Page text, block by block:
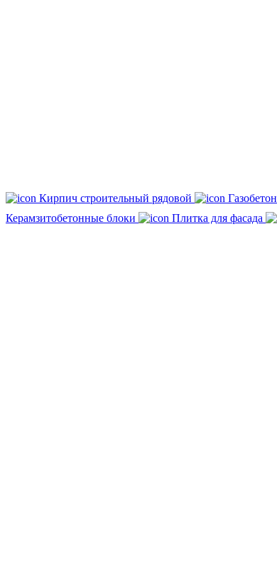
Кирпич строительный рядовой Газобетон
Керамзитобетонные блоки
Плитка для фасада